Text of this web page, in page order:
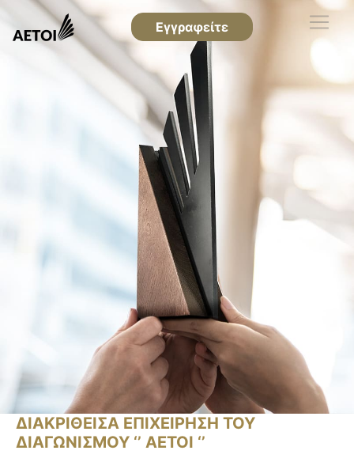
Εγγραφείτε
ΔΙΑΚΡΙΘΕΙΣΑ ΕΠΙΧΕΙΡΗΣΗ ΤΟΥ
ΔΙΑΓΩΝΙΣΜΟΥ ‘’ ΑΕΤΟΙ ‘’